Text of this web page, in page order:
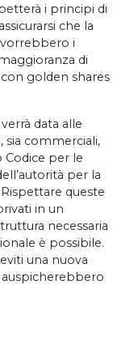
i principi di
che la
i
di
golden shares
data alle
sia commerciali,
per le
per la
queste
in un
necessaria
è possibile.
una nuova